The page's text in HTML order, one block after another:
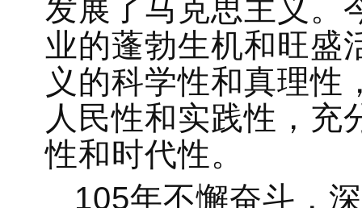
发展了马克思主义。
业的蓬勃生机和旺盛
义的科学性和真理性
人民性和实践性，充
性和时代性。
105年不懈奋斗，